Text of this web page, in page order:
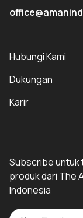
Hubungi Kami
Dukungan
Karir
Subscribe untuk
produk dari The
Indonesia